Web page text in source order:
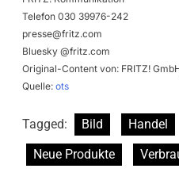
Telefon 030 39976-242
presse@fritz.com
Bluesky @fritz.com
Original-Content von: FRITZ!
Quelle: ots
Tagged: Bild Handel
Neue Produkte